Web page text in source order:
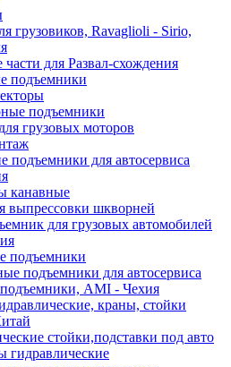
грузовиков, Ravaglioli - Sirio,
части для Развал-схождения
подъемники
подъемники
грузовых моторов
подъемники для автосервиса
канавные
выпрессовки шкворней
для грузовых автомобилей
подъемники
подъемники для автосервиса
АМІ - Чехия
краны, стойки
стойки,подставки под авто
гидравлические